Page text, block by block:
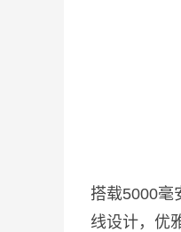
搭载5000毫
线设计，优